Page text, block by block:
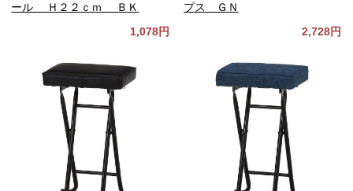
ール Ｈ２２ｃｍ ＢＫ
1,078円
プス ＧＮ
2,728円